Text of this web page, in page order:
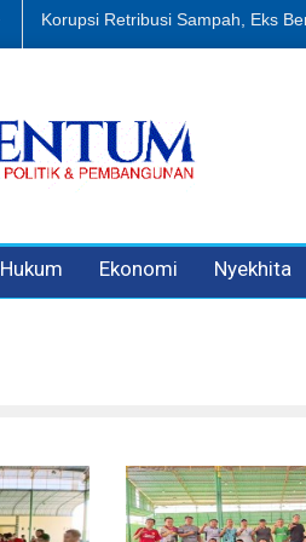
Dugaan Penipuan Oleh Oknum
Hukum Ekonomi Nyekhita